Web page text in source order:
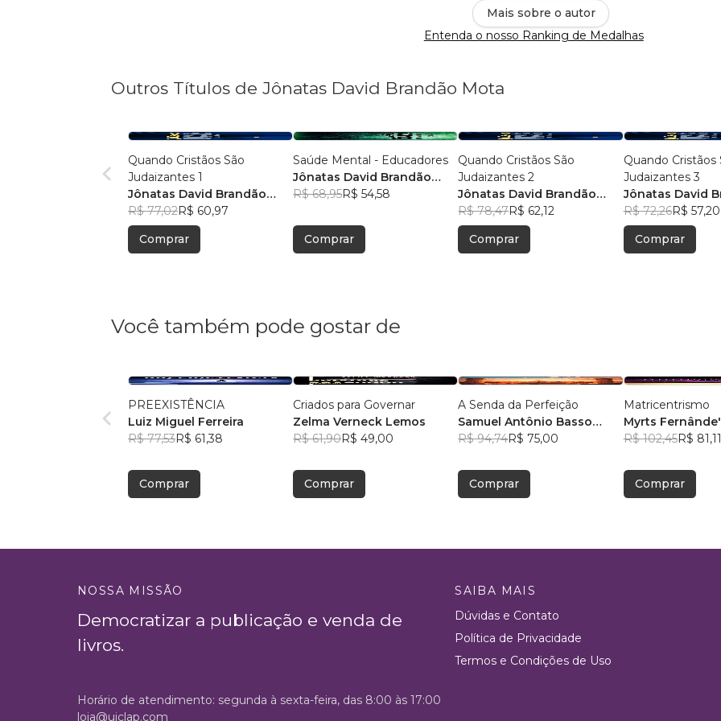
Mais sobre o autor
Entenda o nosso Ranking de Medalhas
Outros Títulos de Jônatas David Brandão Mota
Quando Cristãos São
Judaizantes 1
Jônatas David Brandão
Mota
R$ 77,02R$ 60,97
Comprar
Saúde Mental - Educadores
Jônatas David Brandão
Mota
R$ 68,95R$ 54,58
Comprar
Quando Cristãos São
Judaizantes 2
Jônatas David Brandão
Mota
R$ 78,47R$ 62,12
Comprar
Quando Cristãos
Judaizantes 3
Jônatas David
Mota
R$ 72,26R$ 57,20
Comprar
Você também pode gostar de
PREEXISTÊNCIA
Luiz Miguel Ferreira
R$ 77,53R$ 61,38
Comprar
Criados para Governar
Zelma Verneck Lemos
R$ 61,90R$ 49,00
Comprar
A Senda da Perfeição
Samuel Antônio Basso
Chiesa
R$ 94,74R$ 75,00
Comprar
Matricentrismo
Myrts
R$ 102,45R$ 81,11
Comprar
NOSSA MISSÃO
Democratizar a publicação e venda de
livros.
SAIBA MAIS
Dúvidas e Contato
Política de Privacidade
Termos e Condições de Uso
Horário de atendimento: segunda à sexta-feira, das 8:00 às 17:00
loja@uiclap.com